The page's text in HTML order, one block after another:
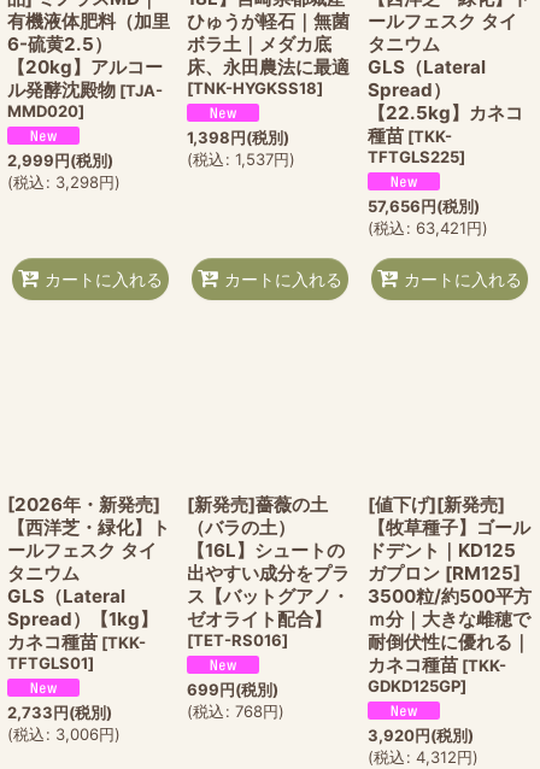
有機液体肥料（加里
6-硫黄2.5）
【20kg】アルコー
ル発酵沈殿物 [TJA-
MMD020]
2,999円(税別)
(税込: 3,298円)
カートに入れる
ひゅうが軽石｜無菌
ボラ土｜メダカ底
床、永田農法に最適
[TNK-HYGKSS18]
1,398円(税別)
(税込: 1,537円)
カートに入れる
ールフェスク タイ
タニウム
GLS（Lateral
Spread）
【22.5kg】カネコ
種苗 [TKK-
TFTGLS225]
57,656円(税別)
(税込: 63,421円)
カートに入れる
[2026年・新発売]
【西洋芝・緑化】ト
ールフェスク タイ
タニウム
GLS（Lateral
Spread）【1kg】
カネコ種苗 [TKK-
TFTGLS01]
2,733円(税別)
(税込: 3,006円)
[新発売]薔薇の土
（バラの土）
【16L】シュートの
出やすい成分をプラ
ス【バットグアノ・
ゼオライト配合】
[TET-RS016]
699円(税別)
(税込: 768円)
[値下げ][新発売]
【牧草種子】ゴール
ドデント｜KD125
ガプロン [RM125]
3500粒/約500平方
ｍ分｜大きな雌穂で
耐倒伏性に優れる｜
カネコ種苗 [TKK-
GDKD125GP]
3,920円(税別)
(税込: 4,312円)